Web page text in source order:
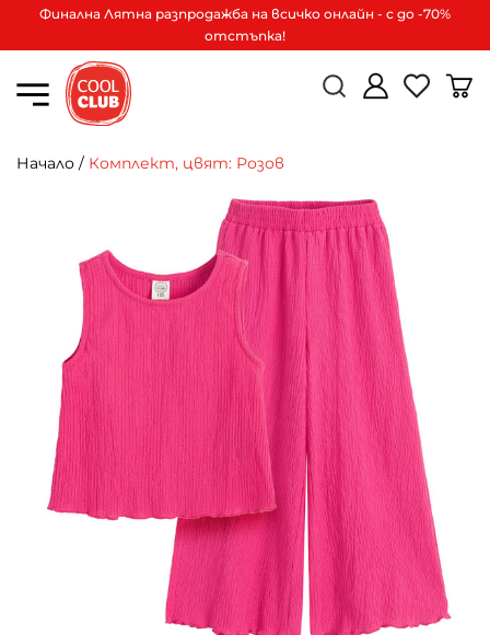
Финална Лятна разпродажба на всичко онлайн - с до -70%
отстъпка!
Начало / Комплект, цвят: Розов